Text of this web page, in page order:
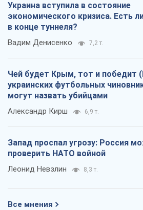
Украина вступила в состояние
экономического кризиса. Есть
в конце туннеля?
Вадим Денисенко 7,2 т.
Чей будет Крым, тот и победит
украинских футбольных
могут назвать убийцами
Александр Кирш 6,9 т.
Запад проспал угрозу: Россия
проверить НАТО войной
Леонид Невзлин 8,3 т.
Все мнения